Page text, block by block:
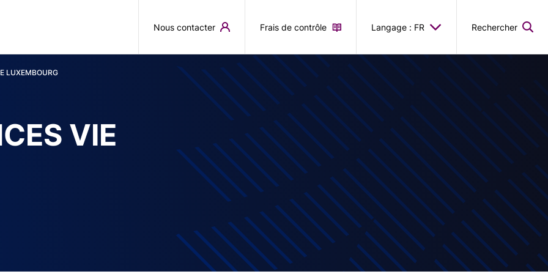
Nous contacter Frais de contrôle Langage : FR Rechercher
LUXEMBOURG
VIE